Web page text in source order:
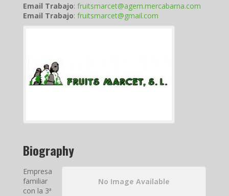
Email Trabajo: fruitsmarcet@agem.mercabarna.com
Email Trabajo: fruitsmarcet@gmail.com
Biography
No Image Available
Empresa
familiar
con la 3ª